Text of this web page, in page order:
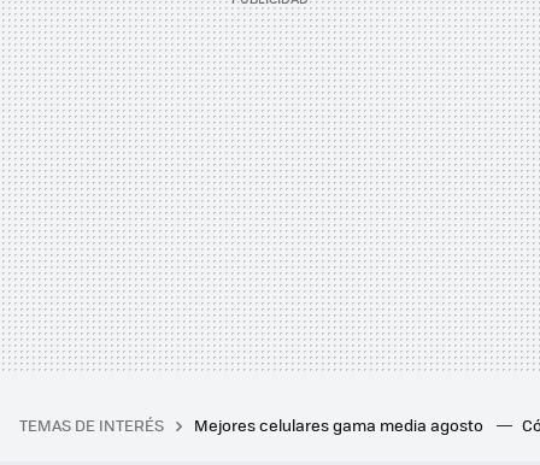
TEMAS DE INTERÉS Mejores celulares gama media agosto